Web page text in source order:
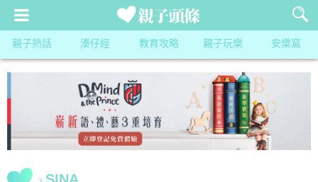
親子熱話 湊仔經 教育攻略 親子玩樂 安樂窩